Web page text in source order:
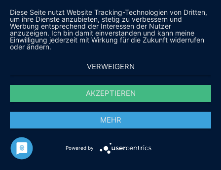
Diese Seite nutzt Website Tracking-Technologien von Dritten,
um ihre Dienste anzubieten, stetig zu verbessern und
Werbung entsprechend der Interessen der Nutzer
anzuzeigen. Ich bin damit einverstanden und kann meine
Einwilligung jederzeit mit Wirkung für die Zukunft widerrufen
oder ändern.
VERWEIGERN
AKZEPTIEREN
MEHR
Powered by